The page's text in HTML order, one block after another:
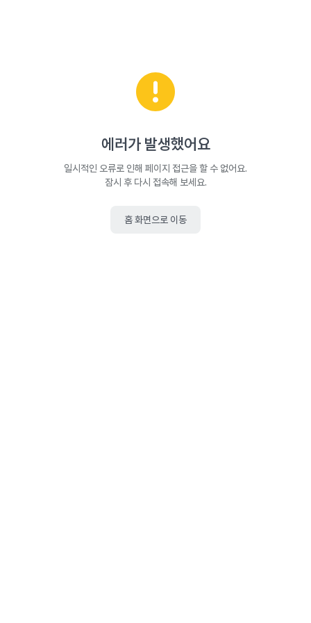
에러가 발생했어요
일시적인 오류로 인해 페이지 접근을 할 수 없어요.
잠시 후 다시 접속해 보세요.
홈 화면으로 이동